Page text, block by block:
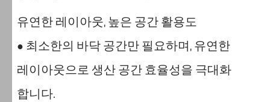
유연한 레이아웃, 높은 공간 활용도
● 최소한의 바닥 공간만 필요하며, 유연한
레이아웃으로 생산 공간 효율성을 극대화
합니다.